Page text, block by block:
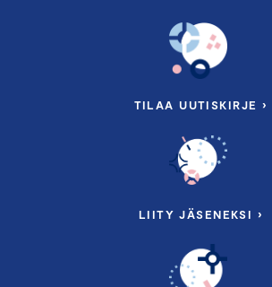
TILAA UUTISKIRJE ›
LIITY JÄSENEKSI ›